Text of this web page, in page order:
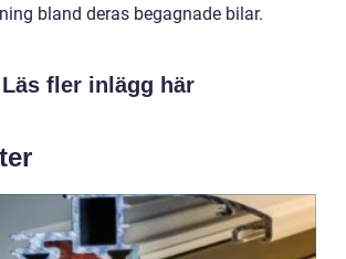
bland deras begagnade bilar.
Läs fler inlägg här